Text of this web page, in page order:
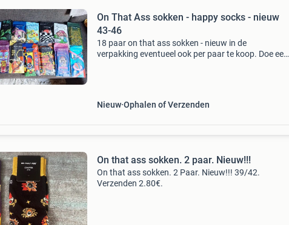
On That Ass sokken - happy socks - nieuw
43-46
18 paar on that ass sokken - nieuw in de
verpakking eventueel ook per paar te koop. Doe een
Nieuw Ophalen of Verzenden
On that ass sokken. 2 paar. Nieuw!!!
On that ass sokken. 2 Paar. Nieuw!!! 39/42.
Verzenden 2.80€.